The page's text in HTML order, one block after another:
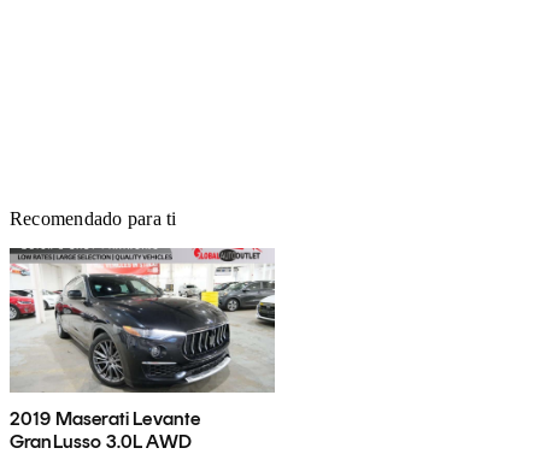
Recomendado para ti
2019 Maserati Levante
GranLusso 3.0L AWD